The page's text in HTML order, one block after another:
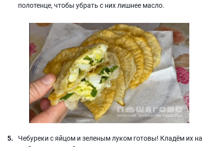
полотенце, чтобы убрать с них лишнее масло.
Чебуреки с яйцом и зеленым луком готовы! Кладём их на